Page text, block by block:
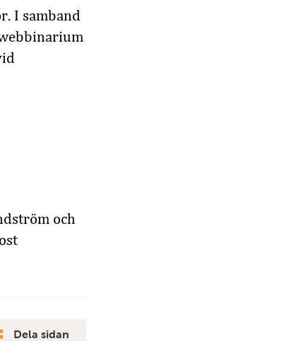
I samband
och
Dela sidan